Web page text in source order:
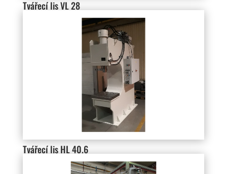
Tvářecí lis VL 28
Tvářecí lis HL 40.6